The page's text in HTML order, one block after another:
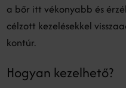
a bőr itt vékonyabb és
célzott kezelésekkel
kontúr.
Hogyan kezelhető?